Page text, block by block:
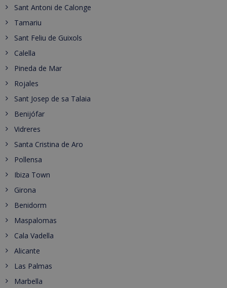
Sant Antoni de Calonge
Tamariu
Sant Feliu de Guixols
Calella
Pineda de Mar
Rojales
Sant Josep de sa Talaia
Benijófar
Vidreres
Santa Cristina de Aro
Pollensa
Ibiza Town
Girona
Benidorm
Maspalomas
Cala Vadella
Alicante
Las Palmas
Marbella